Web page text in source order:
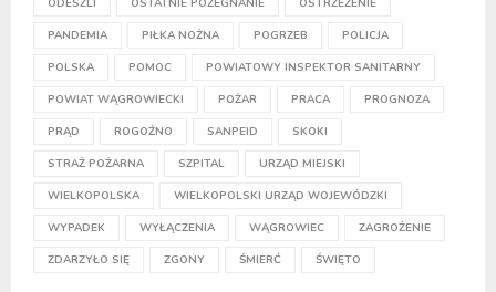
ODESZLI OSTATNIE POŻEGNANIE OSTRZEŻENIE
PANDEMIA PIŁKA NOŻNA POGRZEB POLICJA
POLSKA POMOC POWIATOWY INSPEKTOR SANITARNY
POWIAT WĄGROWIECKI POŻAR PRACA PROGNOZA
PRĄD ROGOŹNO SANPEID SKOKI
STRAŻ POŻARNA SZPITAL URZĄD MIEJSKI
WIELKOPOLSKA WIELKOPOLSKI URZĄD WOJEWÓDZKI
WYPADEK WYŁĄCZENIA WĄGROWIEC ZAGROŻENIE
ZDARZYŁO SIĘ ZGONY ŚMIERĆ ŚWIĘTO